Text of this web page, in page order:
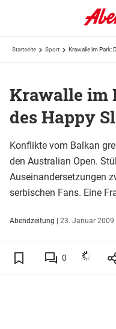
Startseite Sport Krawalle im Park:
Krawalle im
des Happy
Konflikte vom Balkan
den Australian Open.
Auseinandersetzungen
serbischen Fans. Eine
Abendzeitung | 23. Januar 2009
0